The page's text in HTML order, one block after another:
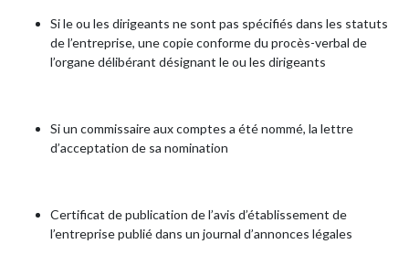
Si le ou les dirigeants ne sont pas spécifiés dans les statuts
de l’entreprise, une copie conforme du procès-verbal de
l’organe délibérant désignant le ou les dirigeants
Si un commissaire aux comptes a été nommé, la lettre
d’acceptation de sa nomination
Certificat de publication de l’avis d’établissement de
l’entreprise publié dans un journal d’annonces légales